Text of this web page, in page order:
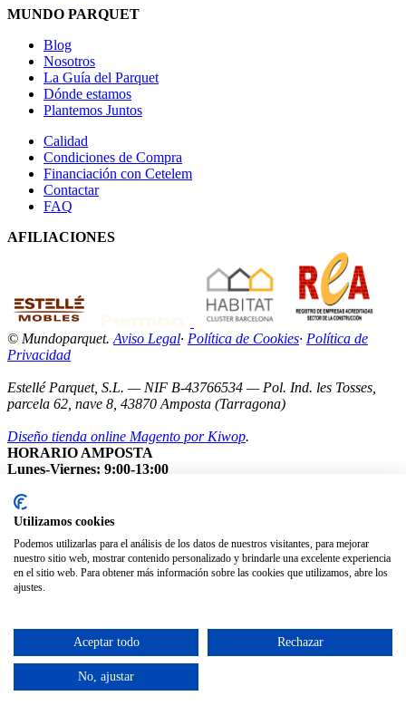
MUNDO PARQUET
Blog
Nosotros
La Guía del Parquet
Dónde estamos
Plantemos Juntos
Calidad
Condiciones de Compra
Financiación con Cetelem
Contactar
FAQ
AFILIACIONES
© Mundoparquet. Aviso Legal· Política de Cookies· Política de
Privacidad
Estellé Parquet, S.L. — NIF B-43766534 — Pol. Ind. les Tosses,
parcela 62, nave 8, 43870 Amposta (Tarragona)
Diseño tienda online Magento por Kiwop.
HORARIO AMPOSTA
Lunes-Viernes: 9:00-13:00
Nota: Nuestro showroom está abierto exclusivamente con cita
previa.
Utilizamos cookies
Podemos utilizarlas para el análisis de los datos de nuestros visitantes, para mejorar
nuestro sitio web, mostrar contenido personalizado y brindarle una excelente experiencia
en el sitio web. Para obtener más información sobre las cookies que utilizamos, abre los
ajustes.
Aceptar todo Rechazar
No, ajustar